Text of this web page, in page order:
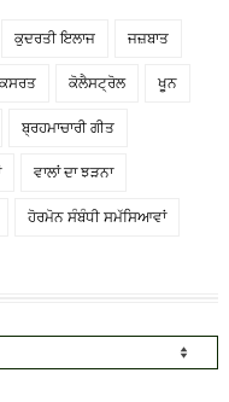
ਕੁਦਰਤੀ ਇਲਾਜ ਜਜ਼ਬਾਤ
ਕਸਰਤ ਕੋਲੈਸਟ੍ਰੋਲ ਖੂਨ
ਬ੍ਰਹਮਾਚਾਰੀ ਗੀਤ
ਵਾਲਾਂ ਦਾ ਝੜਨਾ
ਹੋਰਮੋਨ ਸੰਬੰਧੀ ਸਮੱਸਿਆਵਾਂ